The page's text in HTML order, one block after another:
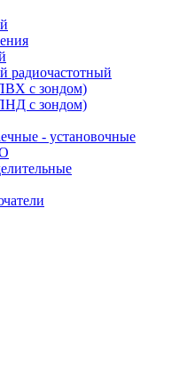
радиочастотный
с зондом)
с зондом)
- установочные